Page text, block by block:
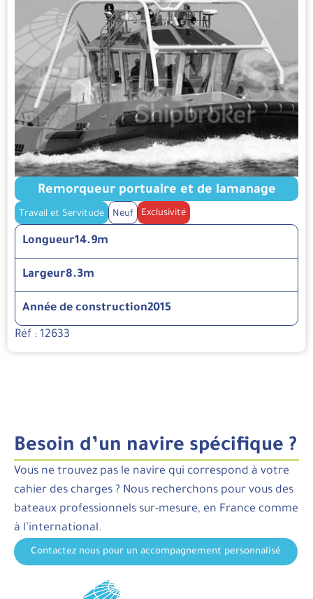
Remorqueur portuaire et de lamanage
Travail et Servitude Neuf Exclusivité
Longueur14.9m
Largeur8.3m
Année de construction2015
Réf : 12633
Besoin d’un navire spécifique ?
Vous ne trouvez pas le navire qui correspond à votre
cahier des charges ? Nous recherchons pour vous des
bateaux professionnels sur-mesure, en France comme
à l’international.
Contactez nous pour un accompagnement personnalisé